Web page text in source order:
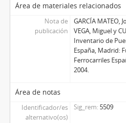
Área de materiales relacionados
Nota de
publicación
GARCÍA MATEO,
VEGA, Miguel y
Inventario de
España, Madrid:
Ferrocarriles
2004.
Área de notas
Identificador/es
alternativo(os)
Sig_rem 5509